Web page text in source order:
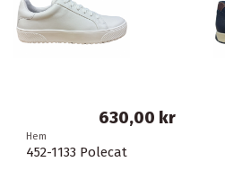
Hem
452-1133 Polecat
630,00 kr